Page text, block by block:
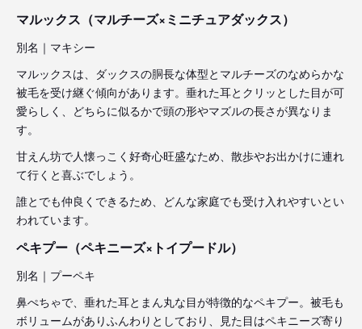
マルックス（マルチーズ×ミニチュアダックス）
別名｜マキシー
マルックスは、ダックスの胴長な体型とマルチーズのなめらかな
被毛を受け継ぐ傾向があります。垂れた耳とクリッとした目が可
愛らしく、どちらに似るかで頭の形やマズルの長さが異なりま
す。
甘えん坊で人懐っこく好奇心旺盛なため、散歩やお出かけに連れ
て行くと喜ぶでしょう。
誰とでも仲良くできるため、どんな家庭でも受け入れやすいとい
われています。
ペキプー（ペキニーズ×トイプードル）
別名｜プーペキ
鼻ぺちゃで、垂れた耳とまん丸な目が特徴的なペキプー。被毛も
ボリュームがありふんわりとしており、見た目はペキニーズ寄り